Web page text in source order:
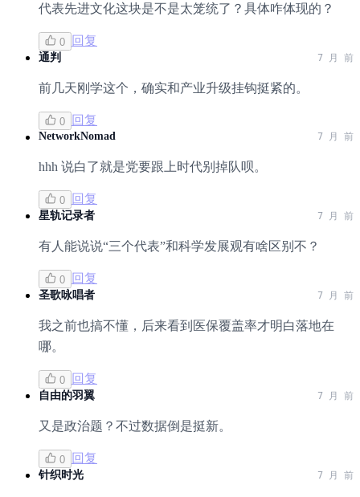
代表先进文化这块是不是太笼统了？具体咋体现的？
0 回复
通判 7 月 前
前几天刚学这个，确实和产业升级挂钩挺紧的。
0 回复
NetworkNomad 7 月 前
hhh 说白了就是党要跟上时代别掉队呗。
0 回复
星轨记录者 7 月 前
有人能说说“三个代表”和科学发展观有啥区别不？
0 回复
圣歌咏唱者 7 月 前
我之前也搞不懂，后来看到医保覆盖率才明白落地在
哪。
0 回复
自由的羽翼 7 月 前
又是政治题？不过数据倒是挺新。
0 回复
针织时光 7 月 前